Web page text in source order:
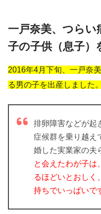
一戸奈美、つら
子の子供（息子）
2016年4月下旬、一戸奈
る男の子を出産しました。
排卵障害などが起
症候群を乗り越え
婚した実業家の夫
と会えたわが子は
るほどいとおしく
持ちでいっぱいで